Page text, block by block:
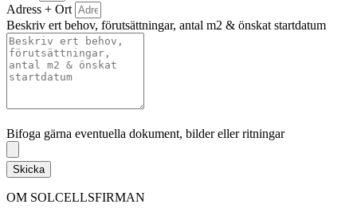
Adress + Ort
Beskriv ert behov, förutsättningar, antal m2 & önskat startdatum
Bifoga gärna eventuella dokument, bilder eller ritningar
Skicka
OM SOLCELLSFIRMAN